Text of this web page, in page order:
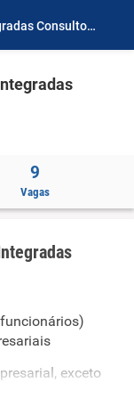
Residence Club Hard Rock/ Ideias Integradas Consultoria Por Dentro
9
Vagas
exceto